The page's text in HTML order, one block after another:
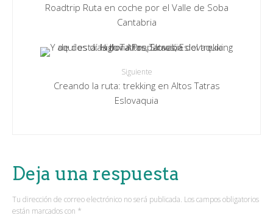
Roadtrip Ruta en coche por el Valle de Soba
Cantabria
Siguiente
Creando la ruta: trekking en Altos Tatras
Eslovaquia
Deja una respuesta
Tu dirección de correo electrónico no será publicada. Los campos obligatorios
están marcados con *